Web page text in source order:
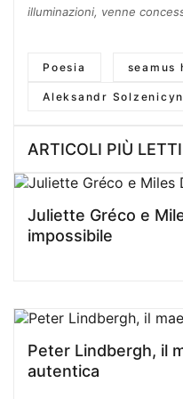
illuminazioni, venne
Poesia seamus
Aleksandr Solzenicyn
ARTICOLI PIÙ LETTI
Juliette Gréco e
impossibile
Peter Lindbergh, il
autentica